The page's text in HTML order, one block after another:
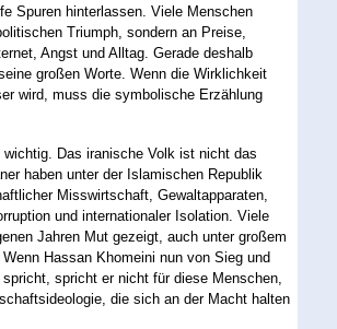
Spuren hinterlassen. Viele Menschen
Triumph, sondern an Preise,
Angst und Alltag. Gerade deshalb
großen Worte. Wenn die Wirklichkeit
wird, muss die symbolische Erzählung
wichtig. Das iranische Volk ist nicht das
haben unter der Islamischen Republik
Misswirtschaft, Gewaltapparaten,
und internationaler Isolation. Viele
Jahren Mut gezeigt, auch unter großem
Hassan Khomeini nun von Sieg und
spricht, spricht er nicht für diese Menschen,
die sich an der Macht halten